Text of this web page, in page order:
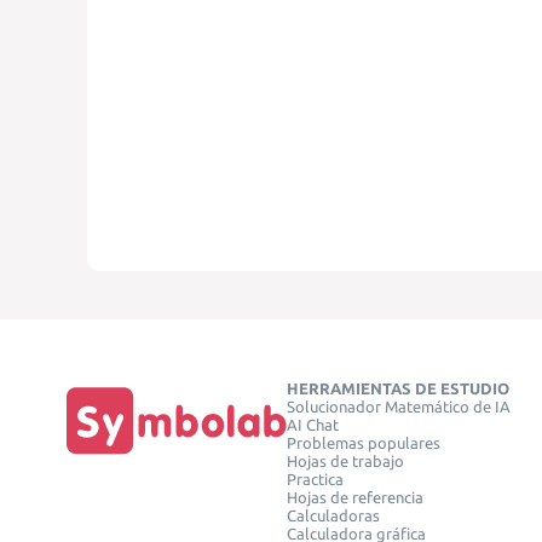
HERRAMIENTAS DE ESTUDIO
Solucionador Matemático de IA
AI Chat
Problemas populares
Hojas de trabajo
Practica
Hojas de referencia
Calculadoras
Calculadora gráfica